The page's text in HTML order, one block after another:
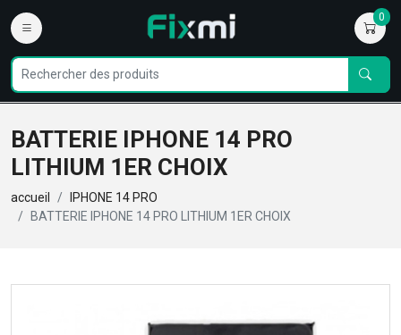
0
BATTERIE IPHONE 14 PRO
LITHIUM 1ER CHOIX
accueil
IPHONE 14 PRO
BATTERIE IPHONE 14 PRO LITHIUM 1ER CHOIX